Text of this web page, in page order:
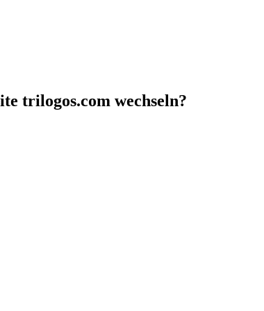
trilogos.com wechseln?